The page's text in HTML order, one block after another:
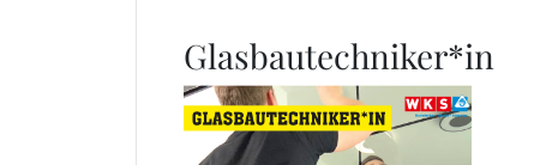
Glasbautechniker*in